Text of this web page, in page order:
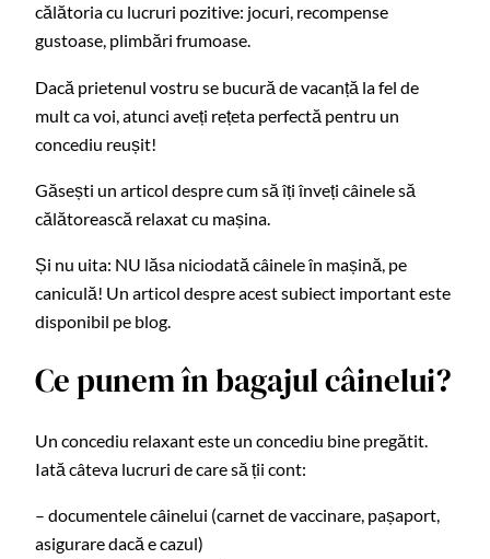
călătoria cu lucruri pozitive: jocuri, recompense
gustoase, plimbări frumoase.
Dacă prietenul vostru se bucură de vacanță la fel de
mult ca voi, atunci aveți rețeta perfectă pentru un
concediu reușit!
Găsești un articol despre cum să îți înveți câinele să
călătorească relaxat cu mașina.
Și nu uita: NU lăsa niciodată câinele în mașină, pe
caniculă! Un articol despre acest subiect important este
disponibil pe blog.
Ce punem în bagajul câinelui?
Un concediu relaxant este un concediu bine pregătit.
Iată câteva lucruri de care să ții cont:
– documentele câinelui (carnet de vaccinare, pașaport,
asigurare dacă e cazul)